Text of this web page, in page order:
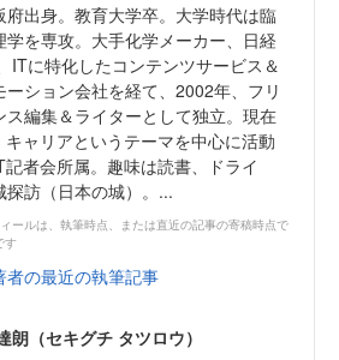
出身。教育大学卒。大学時代は臨
学を専攻。大手化学メーカー、日経
ITに特化したコンテンツサービス＆
ーション会社を経て、2002年、フリ
ス編集＆ライターとして独立。現在
キャリアというテーマを中心に活動
記者会所属。趣味は読書、ドライ
探訪（日本の城）。...
ールは、執筆時点、または直近の記事の寄稿時点で
す
者の最近の執筆記事
朗（セキグチ タツロウ）